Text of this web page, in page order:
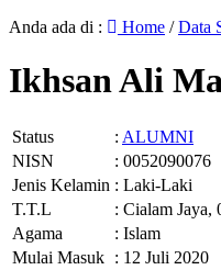
Anda ada di :
Home /Data
Ikhsan Ali
Status : ALUMNI
NISN
: 0052090076
Jenis Kelamin : Laki-Laki
T.T.L
: Cialam Jaya,
Agama
: Islam
Mulai Masuk : 12 Juli 2020